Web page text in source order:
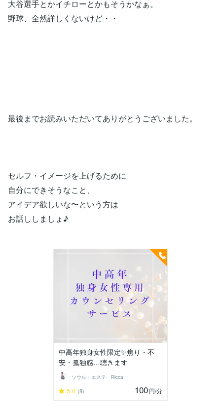
大谷選手とかイチローとかもそうかなぁ。
野球、全然詳しくないけど・・
最後までお読みいただいてありがとうございました。
セルフ・イメージを上げるために
自分にできそうなこと、
アイデア欲しいな〜という方は
お話ししましょ♪
中高年独身女性限定✨焦り・不
安・孤独感…聴きます
ソウル・エステ Ricca
5.0 (8) 100円/分